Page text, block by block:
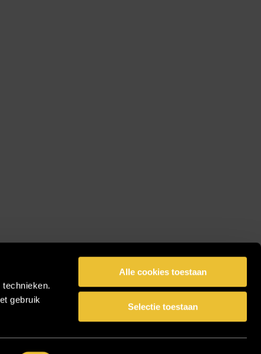
gebruik
Alle cookies toestaan
Selectie toestaan
facebookpinterestlinkedininstagram